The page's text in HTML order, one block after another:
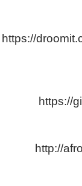
https://
https://
http://